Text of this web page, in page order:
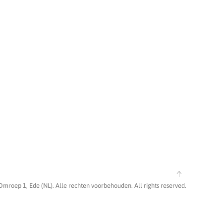
1, Ede (NL). Alle rechten voorbehouden. All rights reserved.